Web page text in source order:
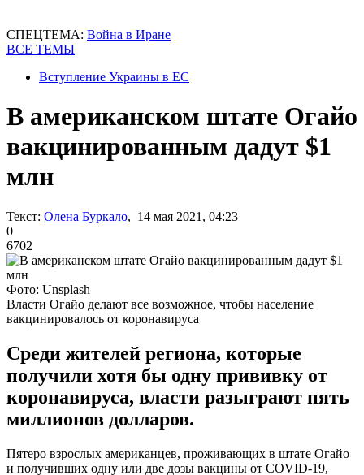
СПЕЦТЕМА: Война в Иране
ВСЕ ТЕМЫ
Вступление Украины в ЕС
В американском штате Огайо
вакцинированным дадут $1
млн
Текст: Олена Буркало, 14 мая 2021, 04:23
0
6702
Фото: Unsplash
Власти Огайо делают все возможное, чтобы население
вакцинировалось от коронавируса
Среди жителей региона, которые
получили хотя бы одну прививку от
коронавируса, власти разыграют пять
миллионов долларов.
Пятеро взрослых американцев, проживающих в штате Огайо
и получивших одну или две дозы вакцины от COVID-19,